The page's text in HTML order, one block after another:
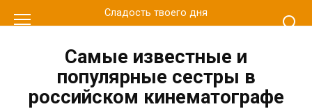
к
Сладость твоего дня
Самые известные и
популярные сестры в
российском кинематографе